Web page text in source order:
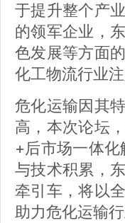
于提升整个产
的领军企业，
色发展等方面
化工物流行业注
危化运输因其
高，本次论坛
+后市场一体
与技术积累，
牵引车，将以
助力危化运输